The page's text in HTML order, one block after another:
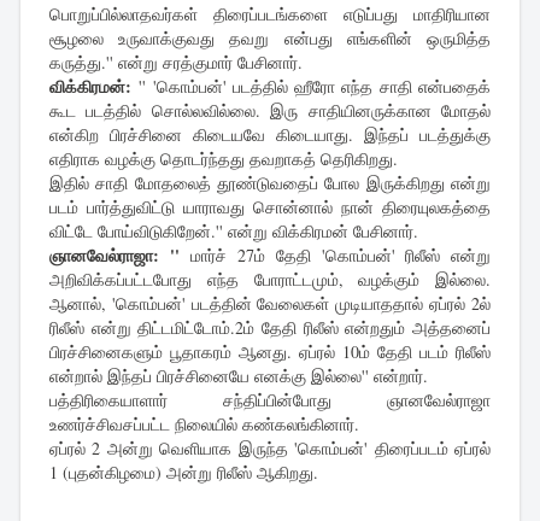
பொறுப்பில்லாதவர்கள் திரைப்படங்களை எடுப்பது மாதிரியான
சூழலை உருவாக்குவது தவறு என்பது எங்களின் ஒருமித்த
கருத்து.'' என்று சரத்குமார் பேசினார்.
விக்கிரமன்: '' 'கொம்பன்' படத்தில் ஹீரோ எந்த சாதி என்பதைக்
கூட படத்தில் சொல்லவில்லை. இரு சாதியினருக்கான மோதல்
என்கிற பிரச்சினை கிடையவே கிடையாது. இந்தப் படத்துக்கு
எதிராக வழக்கு தொடர்ந்தது தவறாகத் தெரிகிறது.
இதில் சாதி மோதலைத் தூண்டுவதைப் போல இருக்கிறது என்று
படம் பார்த்துவிட்டு யாராவது சொன்னால் நான் திரையுலகத்தை
விட்டே போய்விடுகிறேன்.'' என்று விக்கிரமன் பேசினார்.
ஞானவேல்ராஜா: ''மார்ச் 27ம் தேதி 'கொம்பன்' ரிலீஸ் என்று
அறிவிக்கப்பட்டபோது எந்த போராட்டமும், வழக்கும் இல்லை.
ஆனால், 'கொம்பன்' படத்தின் வேலைகள் முடியாததால் ஏப்ரல் 2ல்
ரிலீஸ் என்று திட்டமிட்டோம்.2ம் தேதி ரிலீஸ் என்றதும் அத்தனைப்
பிரச்சினைகளும் பூதாகரம் ஆனது. ஏப்ரல் 10ம் தேதி படம் ரிலீஸ்
என்றால் இந்தப் பிரச்சினையே எனக்கு இல்லை'' என்றார்.
பத்திரிகையாளார் சந்திப்பின்போது ஞானவேல்ராஜா
உணர்ச்சிவசப்பட்ட நிலையில் கண்கலங்கினார்.
ஏப்ரல் 2 அன்று வெளியாக இருந்த 'கொம்பன்' திரைப்படம் ஏப்ரல்
1 (புதன்கிழமை) அன்று ரிலீஸ் ஆகிறது.